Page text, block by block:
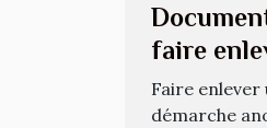
faire
Faire enlever
démarche